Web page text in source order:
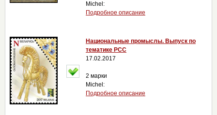
Michel:
Подробное описание
Национальные промыслы. Выпуск по
тематике РСС
17.02.2017
2 марки
Michel:
Подробное описание